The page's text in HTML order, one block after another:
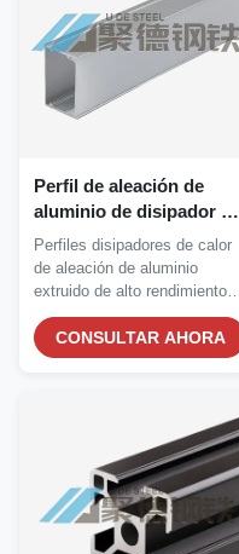
Perfil de aleación de
aluminio de disipador de
calor extrudido con alta
resistencia a la corrosión
y excelente disipación de
calor para aplicaciones
LED de montaje de
superficie
Perfiles disipadores de calor
de aleación de aluminio
extruido de alto rendimiento
para...
CONSULTAR AHORA